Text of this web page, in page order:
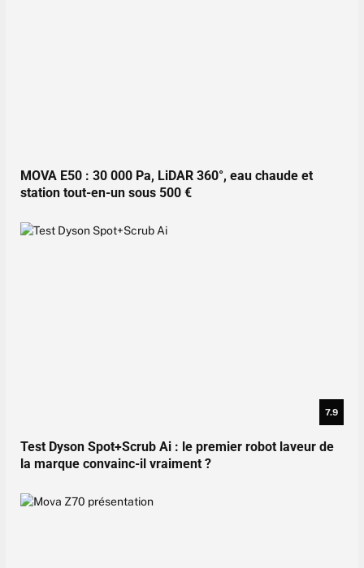
MOVA E50 : 30 000 Pa, LiDAR 360°, eau chaude et
station tout-en-un sous 500 €
7.9
Test Dyson Spot+Scrub Ai : le premier robot laveur de
la marque convainc-il vraiment ?